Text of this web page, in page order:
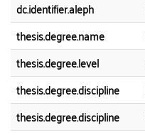
dc.identifier.aleph
thesis.degree.name
thesis.degree.level
thesis.degree.discipline
thesis.degree.discipline